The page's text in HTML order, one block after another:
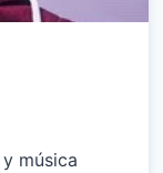
música